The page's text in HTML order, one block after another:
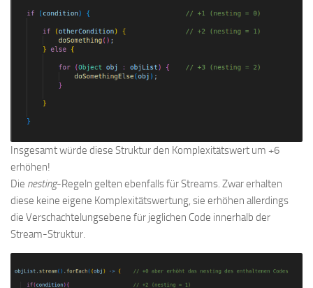
Insgesamt würde diese Struktur den Komplexitätswert um +6
erhöhen!
Die nesting-Regeln gelten ebenfalls für Streams. Zwar erhalten
diese keine eigene Komplexitätswertung, sie erhöhen allerdings
die Verschachtelungsebene für jeglichen Code innerhalb der
Stream-Struktur.